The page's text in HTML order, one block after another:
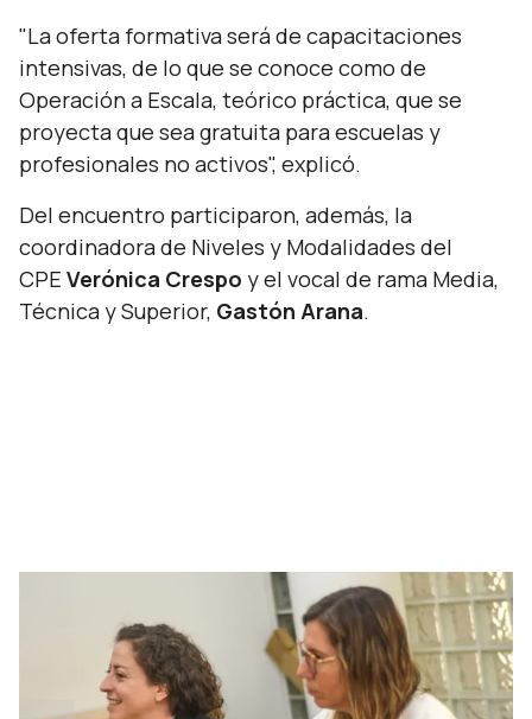
"La oferta formativa será de capacitaciones
intensivas, de lo que se conoce como de
Operación a Escala, teórico práctica, que se
proyecta que sea gratuita para escuelas y
profesionales no activos", explicó.
Del encuentro participaron, además, la
coordinadora de Niveles y Modalidades del
CPE Verónica Crespo y el vocal de rama Media,
Técnica y Superior, Gastón Arana.